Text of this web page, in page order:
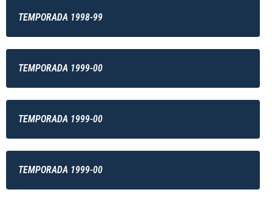
TEMPORADA 1998-99
TEMPORADA 1999-00
TEMPORADA 1999-00
TEMPORADA 1999-00